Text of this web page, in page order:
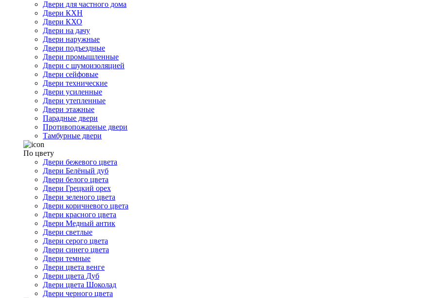
Двери для частного дома
Двери КХН
Двери КХО
Двери на дачу
Двери наружные
Двери подъездные
Двери промышленные
Двери с шумоизоляцией
Двери сейфовые
Двери технические
Двери усиленные
Двери утепленные
Двери этажные
Парадные двери
Противопожарные двери
Тамбурные двери
По цвету
Двери бежевого цвета
Двери Белёный дуб
Двери белого цвета
Двери Грецкий орех
Двери зеленого цвета
Двери коричневого цвета
Двери красного цвета
Двери Медный антик
Двери светлые
Двери серого цвета
Двери синего цвета
Двери темные
Двери цвета венге
Двери цвета Дуб
Двери цвета Шоколад
Двери черного цвета